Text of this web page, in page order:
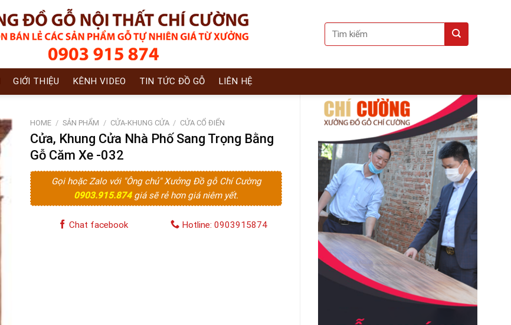
Search
for:
GIỚI THIỆU KÊNH VIDEO TIN TỨC ĐỒ GỖ LIÊN HỆ
HOME / SẢN PHẨM / CỬA-KHUNG CỬA / CỬA CỔ ĐIỂN
Cửa, Khung Cửa Nhà Phố Sang Trọng Bằng
Gỗ Căm Xe -032
Gọi hoặc Zalo với "Ông chủ" Xưởng Đồ gỗ Chí Cường
0903.915.874 giá sẽ rẻ hơn giá niêm yết.
Chat facebook Hotline: 0903915874